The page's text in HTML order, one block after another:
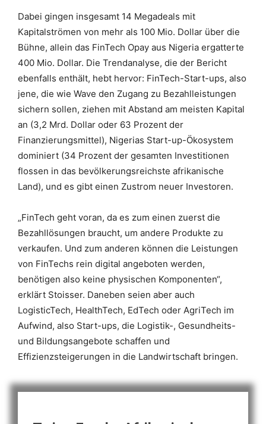
Dabei gingen insgesamt 14 Megadeals mit
Kapitalströmen von mehr als 100 Mio. Dollar über die
Bühne, allein das FinTech Opay aus Nigeria ergatterte
400 Mio. Dollar. Die Trendanalyse, die der Bericht
ebenfalls enthält, hebt hervor: FinTech-Start-ups, also
jene, die wie Wave den Zugang zu Bezahlleistungen
sichern sollen, ziehen mit Abstand am meisten Kapital
an (3,2 Mrd. Dollar oder 63 Prozent der
Finanzierungsmittel), Nigerias Start-up-Ökosystem
dominiert (34 Prozent der gesamten Investitionen
flossen in das bevölkerungsreichste afrikanische
Land), und es gibt einen Zustrom neuer Investoren.
„FinTech geht voran, da es zum einen zuerst die
Bezahllösungen braucht, um andere Produkte zu
verkaufen. Und zum anderen können die Leistungen
von FinTechs rein digital angeboten werden,
benötigen also keine physischen Komponenten“,
erklärt Stoisser. Daneben seien aber auch
LogisticTech, HealthTech, EdTech oder AgriTech im
Aufwind, also Start-ups, die Logistik-, Gesundheits-
und Bildungsangebote schaffen und
Effizienzsteigerungen in die Landwirtschaft bringen.